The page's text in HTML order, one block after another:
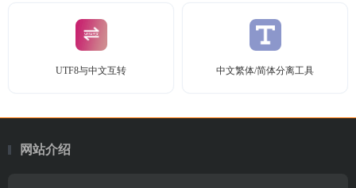
UTF8与中文互转 中文繁体/简体分离工具
网站介绍